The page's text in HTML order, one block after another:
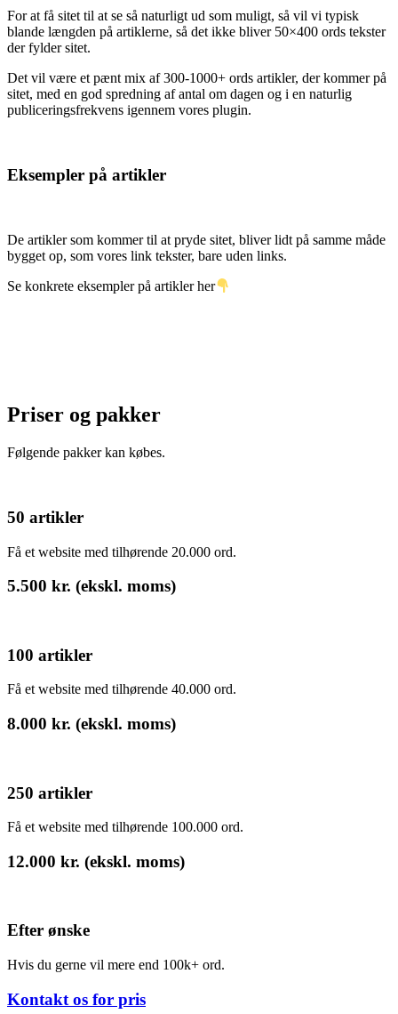
For at få sitet til at se så naturligt ud som muligt, så vil vi typisk
blande længden på artiklerne, så det ikke bliver 50×400 ords tekster
der fylder sitet.
Det vil være et pænt mix af 300-1000+ ords artikler, der kommer på
sitet, med en god spredning af antal om dagen og i en naturlig
publiceringsfrekvens igennem vores plugin.
Eksempler på artikler
De artikler som kommer til at pryde sitet, bliver lidt på samme måde
bygget op, som vores link tekster, bare uden links.
Se konkrete eksempler på artikler her
Priser og pakker
Følgende pakker kan købes.
50 artikler
Få et website med tilhørende 20.000 ord.
5.500 kr. (ekskl. moms)
100 artikler
Få et website med tilhørende 40.000 ord.
8.000 kr. (ekskl. moms)
250 artikler
Få et website med tilhørende 100.000 ord.
12.000 kr. (ekskl. moms)
Efter ønske
Hvis du gerne vil mere end 100k+ ord.
Kontakt os for pris